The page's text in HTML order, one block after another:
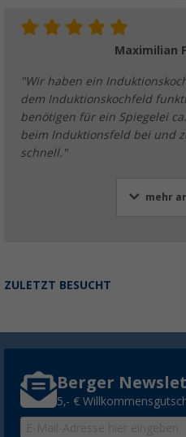
Maximilian
"Wir haben ein
dem Induktionskochfeld
benötigen für ein Spiegelei
beim Induktionsfeld bei und
schnell."
mehr
ZULETZT BESUCHT
Berger
5,- €